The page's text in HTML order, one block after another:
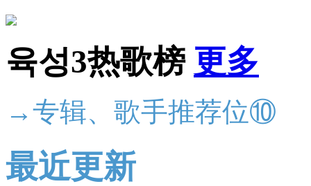
육성3热歌榜 更多
→专辑、歌手推荐位⑩
最近更新